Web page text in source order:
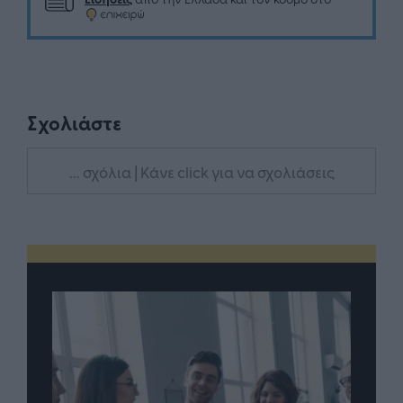
Σχολιάστε
... σχόλια | Κάνε click για να σχολιάσεις